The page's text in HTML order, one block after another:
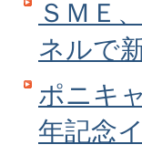
ＳＭＥ
ネルで
ポニキ
年記念